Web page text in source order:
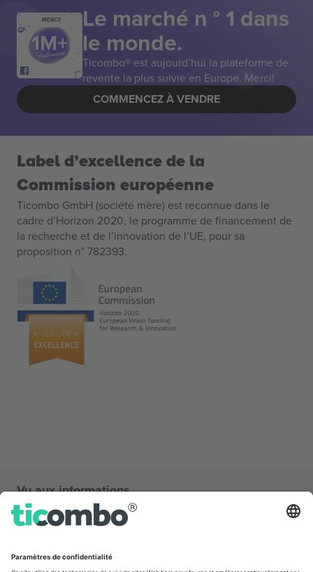
MERCI! Le marché n ° 1 dans
le monde.
Ticombo® est aujourd’hui la plateforme de
revente la plus suivie en Europe. Merci!
COMMENCEZ À VENDRE
Label d’excellence de la
Commission européenne
Ticombo GmbH (société mère) est reconnue dans le
cadre d’Horizon 2020, le programme de financement de
la recherche et de l’innovation de l’UE, pour sa
proposition n° 782393.
Vu aux informations